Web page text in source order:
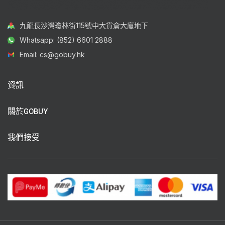
九龍長沙灣瓊林街115號中大貨倉大廈地下
Whatsapp: (852) 6601 2888
Email: cs@gobuy.hk
資訊
關於GOBUY
我們接受